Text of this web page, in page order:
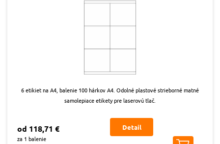
6 etikiet na A4, balenie 100 hárkov A4. Odolné plastové strieborné matné
samolepiace etikety pre laserovú tlač.
od 118,71 €
za 1 balenie
Detail